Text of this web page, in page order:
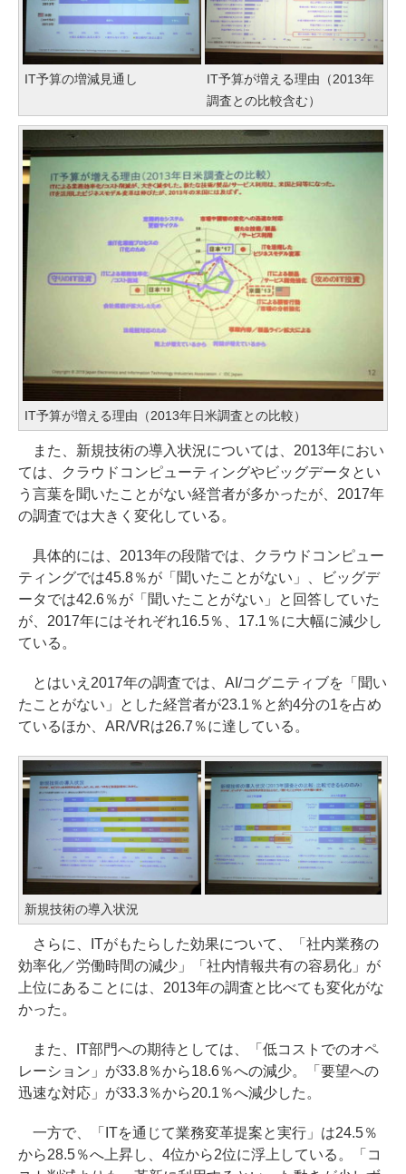
IT予算の増減見通し
IT予算が増える理由（2013年
調査との比較含む）
IT予算が増える理由（2013年日米調査との比較）
また、新規技術の導入状況については、2013年におい
ては、クラウドコンピューティングやビッグデータとい
う言葉を聞いたことがない経営者が多かったが、2017年
の調査では大きく変化している。
具体的には、2013年の段階では、クラウドコンピュー
ティングでは45.8％が「聞いたことがない」、ビッグデ
ータでは42.6％が「聞いたことがない」と回答していた
が、2017年にはそれぞれ16.5％、17.1％に大幅に減少し
ている。
とはいえ2017年の調査では、AI/コグニティブを「聞い
たことがない」とした経営者が23.1％と約4分の1を占め
ているほか、AR/VRは26.7％に達している。
新規技術の導入状況
さらに、ITがもたらした効果について、「社内業務の
効率化／労働時間の減少」「社内情報共有の容易化」が
上位にあることには、2013年の調査と比べても変化がな
かった。
また、IT部門への期待としては、「低コストでのオペ
レーション」が33.8％から18.6％への減少。「要望への
迅速な対応」が33.3％から20.1％へ減少した。
一方で、「ITを通じて業務変革提案と実行」は24.5％
から28.5％へ上昇し、4位から2位に浮上している。「コ